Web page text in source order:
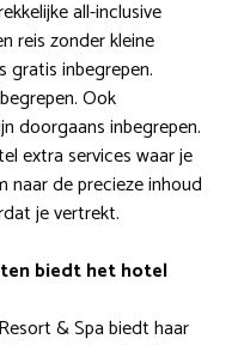
all-inclusive
reis zonder kleine
gratis inbegrepen.
Ook
doorgaans inbegrepen.
extra services waar je
de precieze inhoud
je vertrekt.
biedt het hotel
& Spa biedt haar